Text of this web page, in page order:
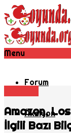
Menu
Forum
Aksiyon
Amazon,
İlgili Bazı